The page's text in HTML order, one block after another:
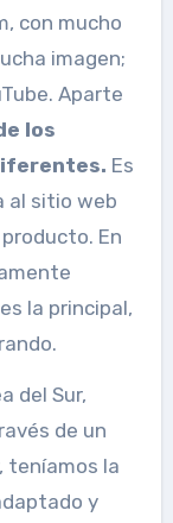
con mucho
imagen;
Aparte
los
Es
al sitio web
En
la principal,
del Sur,
de un
teníamos la
y